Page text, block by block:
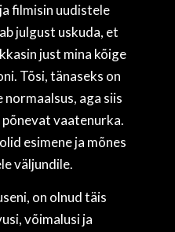
filmisin uudistele
julgust uskuda, et
just mina kõige
Tõsi, tänaseks on
normaalsus, aga siis
vaatenurka.
esimene ja mõnes
väljundile.
on olnud täis
võimalusi ja